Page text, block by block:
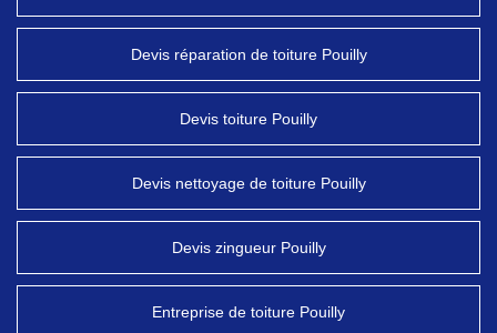
Devis réparation de toiture Pouilly
Devis toiture Pouilly
Devis nettoyage de toiture Pouilly
Devis zingueur Pouilly
Entreprise de toiture Pouilly